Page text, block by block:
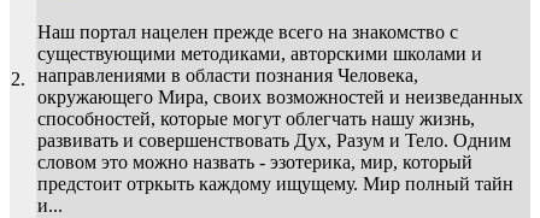
2.
Наш портал нацелен прежде всего на знакомство с
существующими методиками, авторскими школами и
направлениями в области познания Человека,
окружающего Мира, своих возможностей и неизведанных
способностей, которые могут облегчать нашу жизнь,
развивать и совершенствовать Дух, Разум и Тело. Одним
словом это можно назвать - эзотерика, мир, который
предстоит отркыть каждому ищущему. Мир полный тайн
и...